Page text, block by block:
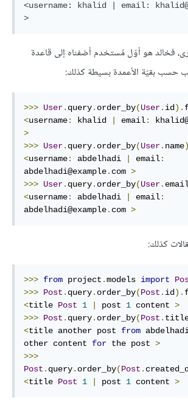
<username: khalid | email:
فخالد هو أوّل مُستخدم أضفناه إلى قاعدة
حسب بقيّة الأعمدة بسيطة كذلك:
>>> User. query. order_by(User. id ).
<username: khalid email:
>
>>> User. query. order_by(User. name
<username: abdelhadi email:
abdelhadi@example. com >
>>> User. query. order_by(User.
<username: abdelhadi email:
abdelhadi@example. com >
كذلك:
>>> from project .models import
>>> Post . query. order_by(Post . id ).
<title Post 1 post 1 content >
>>> Post . query. order_by(Post .
<title another post from
other content for the post >
>>>
Post . query. order_by(Post .
<title Post 1 post 1 content >